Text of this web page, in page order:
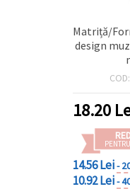
Matriță/
design
COD:
18.20
14.56 Lei-
10.92 Lei-